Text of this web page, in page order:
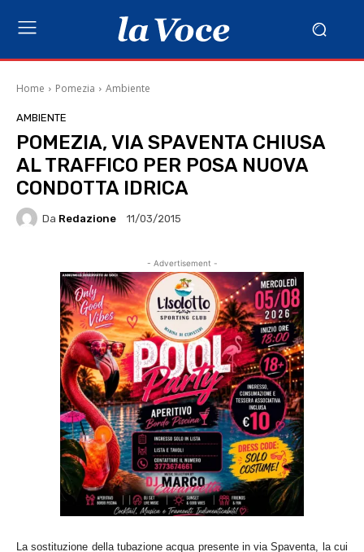
Home Pomezia Ambiente
AMBIENTE
POMEZIA, VIA SPAVENTA CHIUSA
AL TRAFFICO PER POSA NUOVA
CONDOTTA IDRICA
Da Redazione 11/03/2015
- Advertisement -
La sostituzione della tubazione acqua presente in via Spaventa, la cui